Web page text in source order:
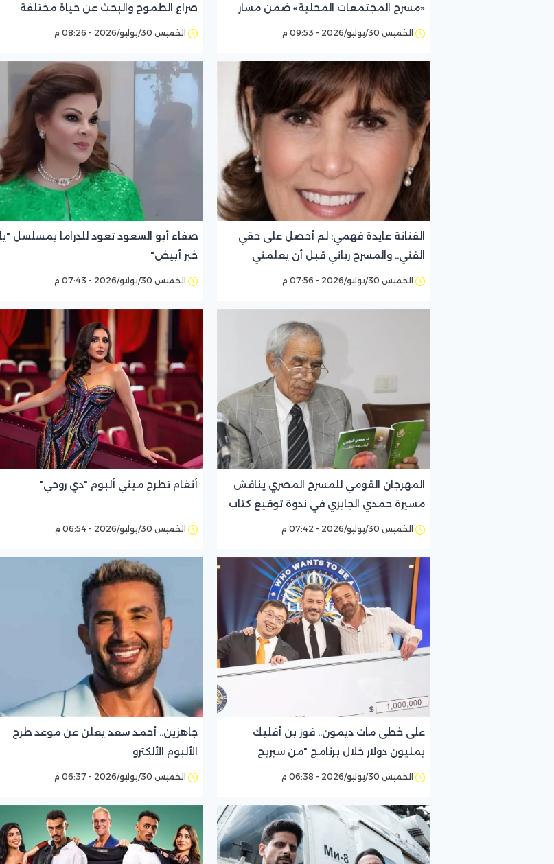
«مسرح المجتمعات المحلية» ضمن مسار
«وصلة»الخميس 30/يوليو/2026 - 09:53 م
صراع الطموح والبحث عن حياة مختلفة
الخميس 30/يوليو/2026 - 08:26 م
الفنانة عايدة فهمي: لم أحصل على حقي
الفني.. والمسرح رباني قبل أن يعلمني
التمثيل
الخميس 30/يوليو/2026 - 07:56 م
صفاء أبو السعود تعود للدراما بمسلسل "يا
خبر أبيض"
الخميس 30/يوليو/2026 - 07:43 م
المهرجان القومي للمسرح المصري يناقش
مسيرة حمدي الجابري في ندوة توقيع كتاب
«حمدي الجابري.. أيقونة النقد»
الخميس 30/يوليو/2026 - 07:42 م
أنغام تطرح ميني ألبوم "دي روحي"
الخميس 30/يوليو/2026 - 06:54 م
على خطى مات ديمون.. فوز بن أفليك
بمليون دولار خلال برنامج "من سيربح
المليون"
الخميس 30/يوليو/2026 - 06:38 م
جاهزين.. أحمد سعد يعلن عن موعد طرح
الألبوم الألكترو
الخميس 30/يوليو/2026 - 06:37 م